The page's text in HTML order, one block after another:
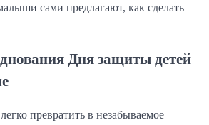
сами предлагают, как сделать
Дня защиты детей
превратить в незабываемое